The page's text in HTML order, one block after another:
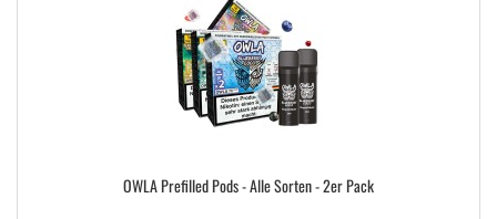
OWLA Prefilled Pods - Alle Sorten - 2er Pack